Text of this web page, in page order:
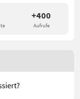
+400
Aufrufe